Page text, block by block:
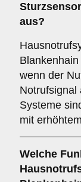
aus?
wenn der
Notrufsignal
Systeme
mit
Welche